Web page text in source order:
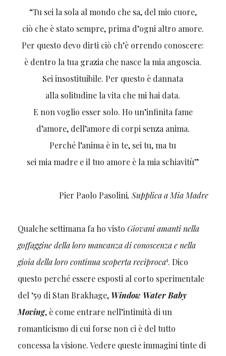
“Tu sei la sola al mondo che sa, del mio cuore,
ciò che è stato sempre, prima d’ogni altro amore.
Per questo devo dirti ciò ch’è orrendo conoscere:
è dentro la tua grazia che nasce la mia angoscia.
Sei insostituibile. Per questo è dannata
alla solitudine la vita che mi hai data.
E non voglio esser solo. Ho un’infinita fame
d’amore, dell’amore di corpi senza anima.
Perché l’anima è in te, sei tu, ma tu
sei mia madre e il tuo amore è la mia schiavitù”
Pier Paolo Pasolini, Supplica a Mia Madre
Qualche settimana fa ho visto Giovani amanti nella
goffaggine della loro mancanza di conoscenza e nella
gioia della loro continua scoperta reciproca1. Dico
questo perché essere esposti al corto sperimentale
del ‘59 di Stan Brakhage, Window Water Baby
Moving, è come entrare nell’intimità di un
romanticismo di cui forse non ci è del tutto
concessa la visione. Vedere queste immagini tinte di